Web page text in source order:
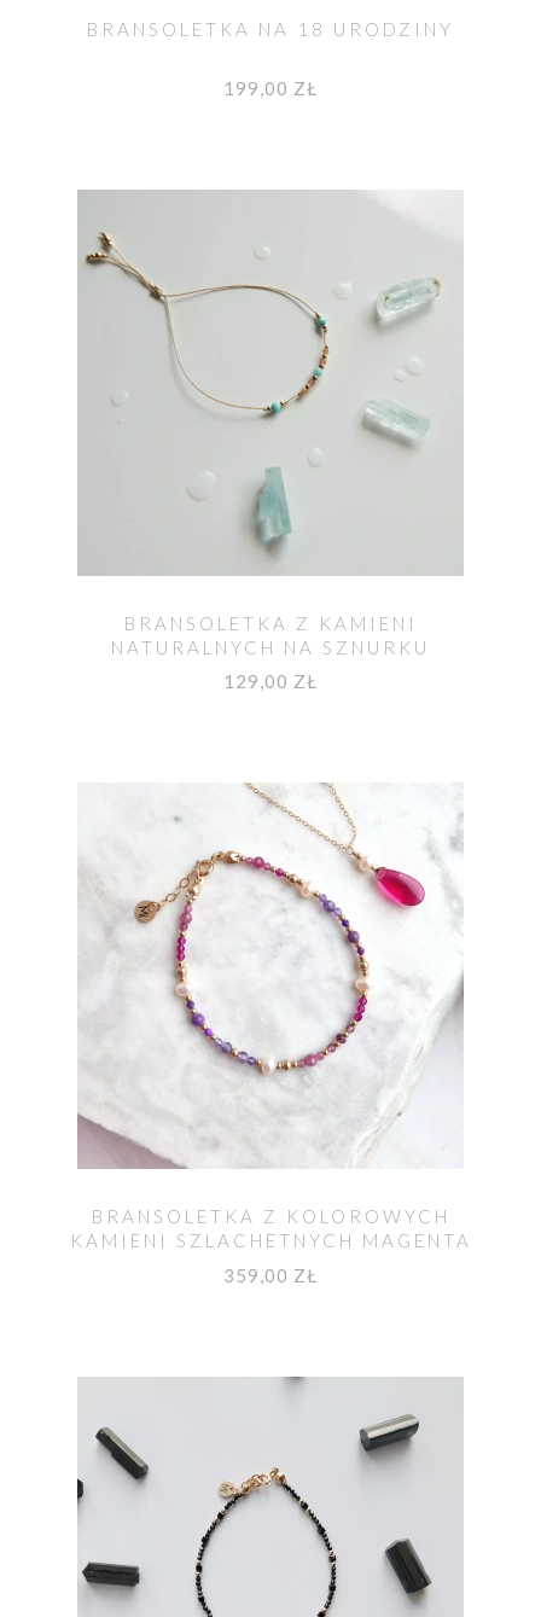
BRANSOLETKA NA 18 URODZINY
199,00 ZŁ
BRANSOLETKA Z KAMIENI
NATURALNYCH NA SZNURKU
LARIMAR I KAMIEŃ SŁONECZNY
MOYA
129,00 ZŁ
BRANSOLETKA Z KOLOROWYCH
KAMIENI SZLACHETNYCH MAGENTA
359,00 ZŁ